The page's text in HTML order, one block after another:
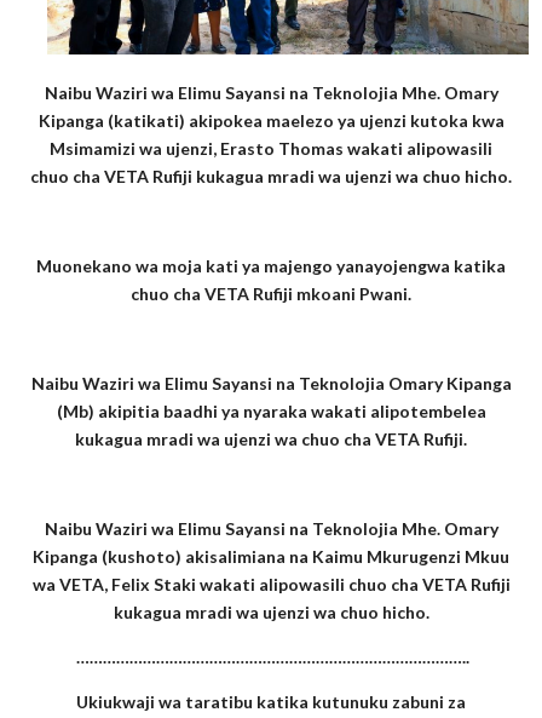
Naibu Waziri wa Elimu Sayansi na Teknolojia Mhe. Omary
Kipanga (katikati) akipokea maelezo ya ujenzi kutoka kwa
Msimamizi wa ujenzi, Erasto Thomas wakati alipowasili
chuo cha VETA Rufiji kukagua mradi wa ujenzi wa chuo hicho.
Muonekano wa moja kati ya majengo yanayojengwa katika
chuo cha VETA Rufiji mkoani Pwani.
Naibu Waziri wa Elimu Sayansi na Teknolojia Omary Kipanga
(Mb) akipitia baadhi ya nyaraka wakati alipotembelea
kukagua mradi wa ujenzi wa chuo cha VETA Rufiji.
Naibu Waziri wa Elimu Sayansi na Teknolojia Mhe. Omary
Kipanga (kushoto) akisalimiana na Kaimu Mkurugenzi Mkuu
wa VETA, Felix Staki wakati alipowasili chuo cha VETA Rufiji
kukagua mradi wa ujenzi wa chuo hicho.
……………………………………………………………………………..
Ukiukwaji wa taratibu katika kutunuku zabuni za